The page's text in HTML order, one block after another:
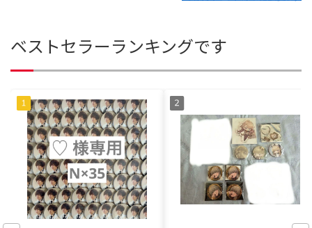
ベストセラーランキングです